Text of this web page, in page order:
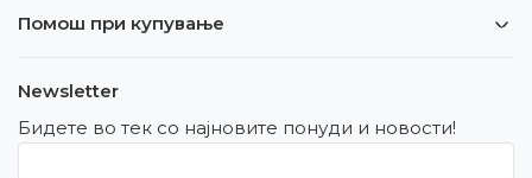
Помош при купување
Newsletter
Бидете во тек со најновите понуди и новости!